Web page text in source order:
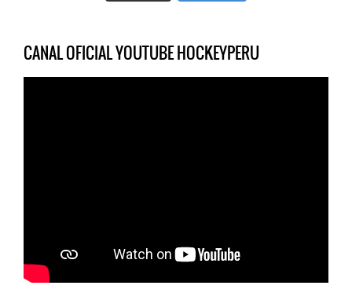
CANAL OFICIAL YOUTUBE HOCKEYPERU